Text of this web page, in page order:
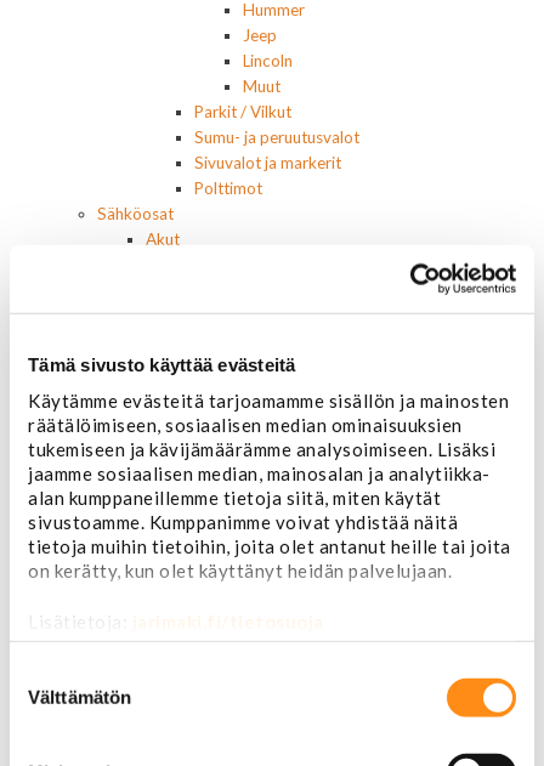
Tämä sivusto käyttää evästeitä
Käytämme evästeitä tarjoamamme sisällön ja mainosten
räätälöimiseen, sosiaalisen median ominaisuuksien
tukemiseen ja kävijämäärämme analysoimiseen. Lisäksi
jaamme sosiaalisen median, mainosalan ja analytiikka-
alan kumppaneillemme tietoja siitä, miten käytät
sivustoamme. Kumppanimme voivat yhdistää näitä
tietoja muihin tietoihin, joita olet antanut heille tai joita
on kerätty, kun olet käyttänyt heidän palvelujaan.
Lisätietoja: jarimaki.fi/tietosuoja
valinta
Välttämätön
Hummer
Jeep
Lincoln
Muut
Parkit / Vilkut
Sumu- ja peruutusvalot
Sivuvalot ja markerit
Polttimot
Sähköosat
Akut
Laturit
Lämmitys ja ilmastointi
Etuvastukset
Kennot
Kompressorit ja osat
Käyttöpaneelit / kytkimet
Moottorit
Ilmastoinnin osat
Muut
Ohjainlaitteet
Starttimoottorit
Starttimoottorin osat